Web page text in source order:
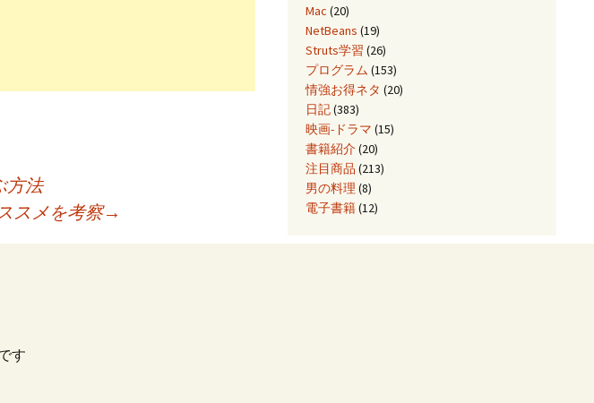
方法
スメを考察→
す
Mac (20)
NetBeans (19)
Struts学習 (26)
プログラム (153)
情強お得ネタ (20)
日記(383)
映画-ドラマ (15)
書籍紹介(20)
注目商品 (213)
男の料理 (8)
電子書籍(12)